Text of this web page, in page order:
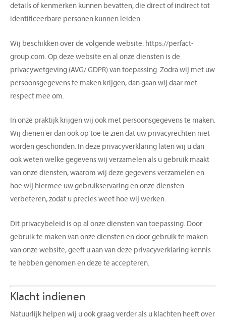
details of kenmerken kunnen bevatten, die direct of indirect tot
identificeerbare personen kunnen leiden.
Wij beschikken over de volgende website: https://perfact-
group.com. Op deze website en al onze diensten is de
privacywetgeving (AVG/ GDPR) van toepassing. Zodra wij met uw
persoonsgegevens te maken krijgen, dan gaan wij daar met
respect mee om.
In onze praktijk krijgen wij ook met persoonsgegevens te maken.
Wij dienen er dan ook op toe te zien dat uw privacyrechten niet
worden geschonden. In deze privacyverklaring laten wij u dan
ook weten welke gegevens wij verzamelen als u gebruik maakt
van onze diensten, waarom wij deze gegevens verzamelen en
hoe wij hiermee uw gebruikservaring en onze diensten
verbeteren, zodat u precies weet hoe wij werken.
Dit privacybeleid is op al onze diensten van toepassing. Door
gebruik te maken van onze diensten en door gebruik te maken
van onze website, geeft u aan van deze privacyverklaring kennis
te hebben genomen en deze te accepteren.
Klacht indienen
Natuurlijk helpen wij u ook graag verder als u klachten heeft over